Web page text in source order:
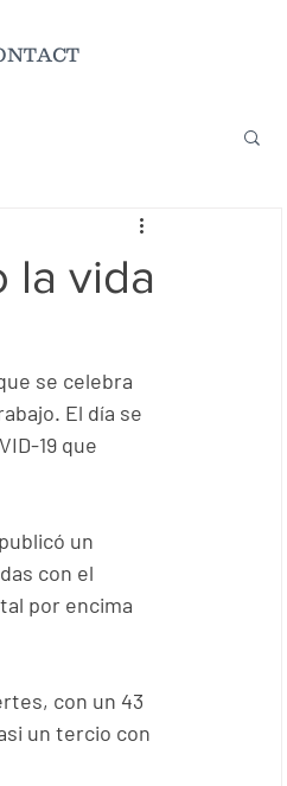
la vida
se celebra
El día se
19 que
un
con el
por encima
con un 43
un tercio con